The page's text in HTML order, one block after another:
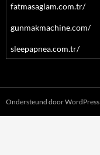
fatmasaglam.com.tr/
gunmakmachine.com/
sleepapnea.com.tr/
Ondersteund door WordPress